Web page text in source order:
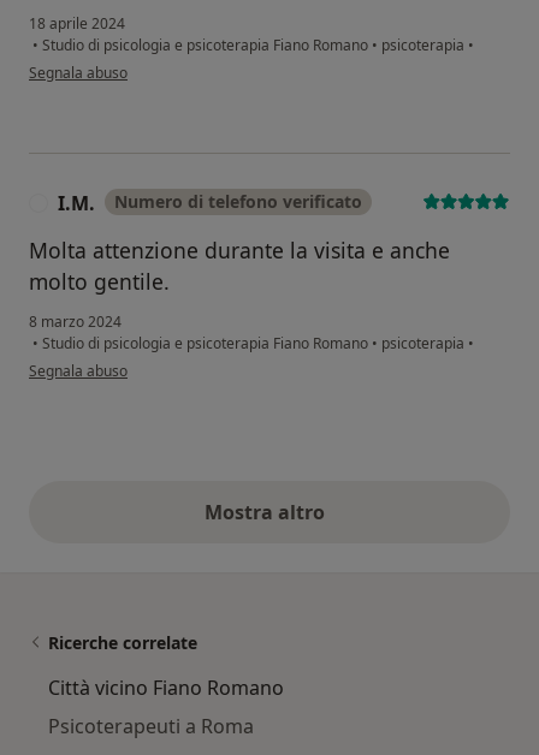
18 aprile 2024
• Studio di psicologia e psicoterapia Fiano Romano • psicoterapia •
secondo l'opinione dell'utente Luciano
Segnala abuso
I.M. Numero di telefono verificato
Molta attenzione durante la visita e anche
molto gentile.
8 marzo 2024
• Studio di psicologia e psicoterapia Fiano Romano • psicoterapia •
secondo l'opinione dell'utente I.M.
Segnala abuso
Mostra altroopinioni di cui sopra
Ricerche correlate
Città vicino Fiano Romano
Psicoterapeuti a Roma